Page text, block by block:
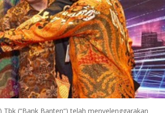
(“Bank Banten“) telah menyelenggarakan